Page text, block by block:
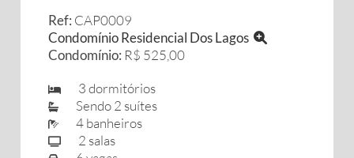
Ref: CAP0009
Condomínio Residencial Dos Lagos
Condomínio: R$ 525,00
3 dormitórios
Sendo 2 suítes
4 banheiros
2 salas